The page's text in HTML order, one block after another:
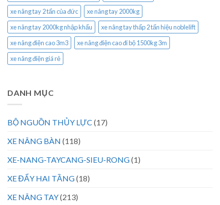
xe nâng tay 2 tấn của đức
xe nâng tay 2000kg
xe nâng tay 2000kg nhập khẩu
xe nâng tay thấp 2 tấn hiệu noblelift
xe nâng điện cao 3m3
xe nâng điện cao đi bộ 1500kg 3m
xe nâng điện giá rẻ
DANH MỤC
BỘ NGUỒN THỦY LỰC (17)
XE NÂNG BÀN (118)
XE-NANG-TAYCANG-SIEU-RONG(1)
XE ĐẨY HAI TẦNG(18)
XE NÂNG TAY(213)